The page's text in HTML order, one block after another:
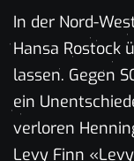
In der Nord-
Hansa Rostock
lassen. Gegen
ein
verloren
Levy Finn